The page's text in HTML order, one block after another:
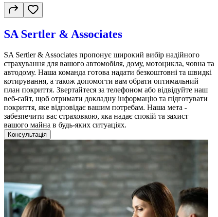
SA Sertler & Associates
SA Sertler & Associates пропонує широкий вибір надійного
страхування для вашого автомобіля, дому, мотоцикла, човна та
автодому. Наша команда готова надати безкоштовні та швидкі
котирування, а також допомогти вам обрати оптимальний
план покриття. Звертайтеся за телефоном або відвідуйте наш
веб-сайт, щоб отримати докладну інформацію та підготувати
покриття, яке відповідає вашим потребам. Наша мета -
забезпечити вас страховкою, яка надає спокій та захист
вашого майна в будь-яких ситуаціях.
Консультація